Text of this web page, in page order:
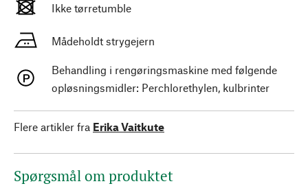
Ikke tørretumble
Mådeholdt strygejern
Behandling i rengøringsmaskine med følgende
opløsningsmidler: Perchlorethylen, kulbrinter
Flere artikler fra Erika Vaitkute
Spørgsmål om produktet